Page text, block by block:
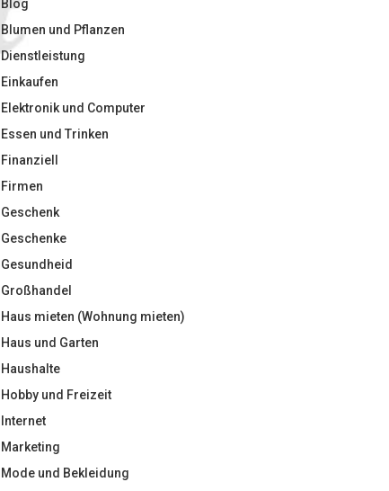
Blog
Blumen und Pflanzen
Dienstleistung
Einkaufen
Elektronik und Computer
Essen und Trinken
Finanziell
Firmen
Geschenk
Geschenke
Gesundheid
Großhandel
Haus mieten (Wohnung mieten)
Haus und Garten
Haushalte
Hobby und Freizeit
Internet
Marketing
Mode und Bekleidung